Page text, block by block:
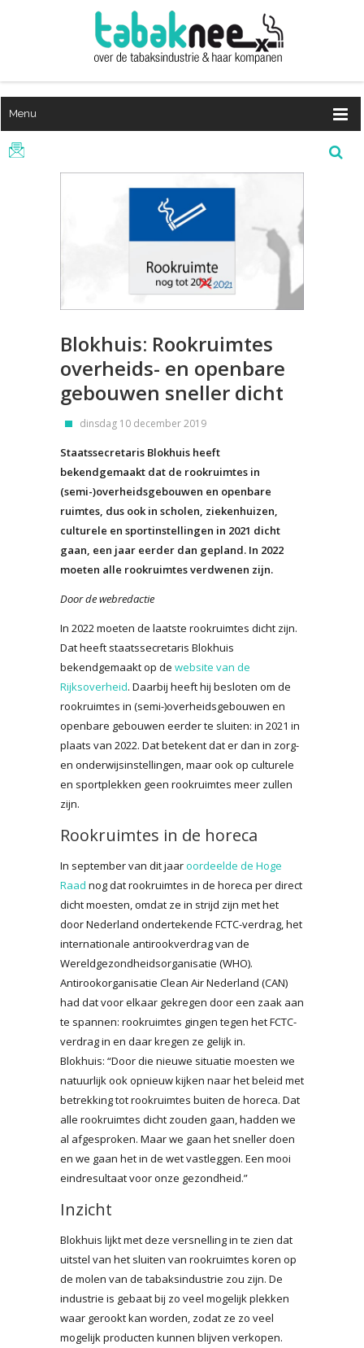
Menu
Blokhuis: Rookruimtes
overheids- en openbare
gebouwen sneller dicht
dinsdag 10 december 2019
Staatssecretaris Blokhuis heeft
bekendgemaakt dat de rookruimtes in
(semi-)overheidsgebouwen en openbare
ruimtes, dus ook in scholen, ziekenhuizen,
culturele en sportinstellingen in 2021 dicht
gaan, een jaar eerder dan gepland. In 2022
moeten alle rookruimtes verdwenen zijn.
Door de webredactie
In 2022 moeten de laatste rookruimtes dicht zijn.
Dat heeft staatssecretaris Blokhuis
bekendgemaakt op de website van de
Rijksoverheid. Daarbij heeft hij besloten om de
rookruimtes in (semi-)overheidsgebouwen en
openbare gebouwen eerder te sluiten: in 2021 in
plaats van 2022. Dat betekent dat er dan in zorg-
en onderwijsinstellingen, maar ook op culturele
en sportplekken geen rookruimtes meer zullen
zijn.
Rookruimtes in de horeca
In september van dit jaaroordeelde de Hoge
Raad nog dat rookruimtes in de horeca per direct
dicht moesten, omdat ze in strijd zijn met het
door Nederland ondertekende FCTC-verdrag, het
internationale antirookverdrag van de
Wereldgezondheidsorganisatie (WHO).
Antirookorganisatie Clean Air Nederland (CAN)
had dat voor elkaar gekregen door een zaak aan
te spannen: rookruimtes gingen tegen het FCTC-
verdrag in en daar kregen ze gelijk in.
Blokhuis: “Door die nieuwe situatie moesten we
natuurlijk ook opnieuw kijken naar het beleid met
betrekking tot rookruimtes buiten de horeca. Dat
alle rookruimtes dicht zouden gaan, hadden we
al afgesproken. Maar we gaan het sneller doen
en we gaan het in de wet vastleggen. Een mooi
eindresultaat voor onze gezondheid.”
Inzicht
Blokhuis lijkt met deze versnelling in te zien dat
uitstel van het sluiten van rookruimtes koren op
de molen van de tabaksindustrie zou zijn. De
industrie is gebaat bij zo veel mogelijk plekken
waar gerookt kan worden, zodat ze zo veel
mogelijk producten kunnen blijven verkopen.